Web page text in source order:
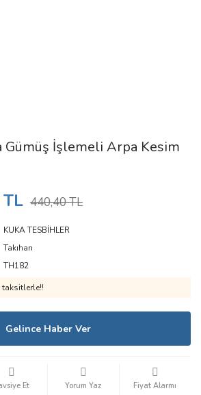
Gümüş İşlemeli Arpa Kesim
440,40 TL
KUKA TESBİHLER
Takıhan
TH182
taksitlerle!!
Gelince Haber Ver
Et Yorum Yaz Fiyat Alarmı